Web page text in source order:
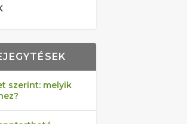
szerint: melyik